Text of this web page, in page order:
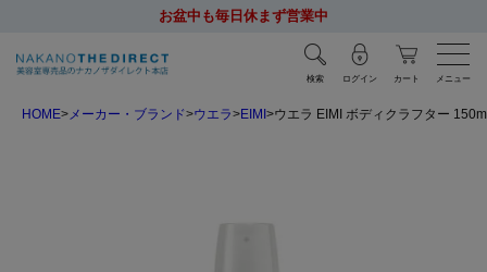
お盆中も毎日休まず営業中
検索 ログイン カート メニュー
HOME メーカー・ブランド ウエラ EIMI ウエラ EIMI ボディクラフター